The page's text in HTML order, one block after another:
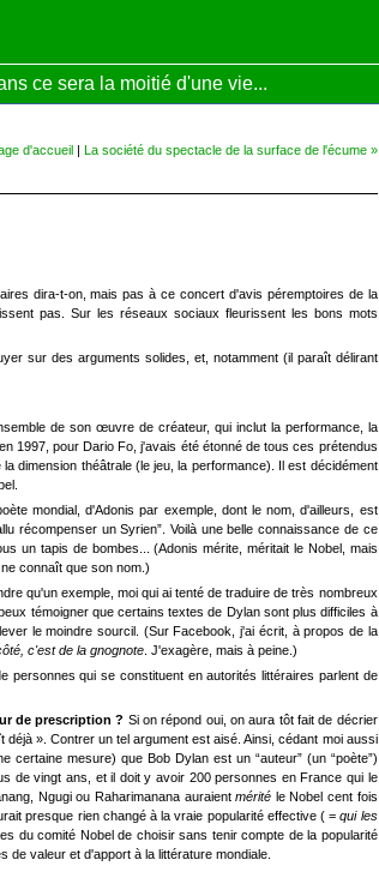
ce sera la moitié d'une vie...
d'accueil| La société du spectacle de la surface de l'écume »
dira-t-on, mais pas à ce concert d'avis péremptoires de la
pas. Sur les réseaux sociaux fleurissent les bons mots
sur des arguments solides, et, notamment (il paraît délirant
de son œuvre de créateur, qui inclut la performance, la
1997, pour Dario Fo, j'avais été étonné de tous ces prétendus
dimension théâtrale (le jeu, la performance). Il est décidément
mondial, d'Adonis par exemple, dont le nom, d'ailleurs, est
récompenser un Syrien”. Voilà une belle connaissance de ce
un tapis de bombes... (Adonis mérite, méritait le Nobel, mais
connaît que son nom.)
qu'un exemple, moi qui ai tenté de traduire de très nombreux
témoigner que certains textes de Dylan sont plus difficiles à
le moindre sourcil. (Sur Facebook, j'ai écrit, à propos de la
c'est de la gnognote. J'exagère, mais à peine.)
personnes qui se constituent en autorités littéraires parlent de
de prescription ? Si on répond oui, on aura tôt fait de décrier
». Contrer un tel argument est aisé. Ainsi, cédant moi aussi
certaine mesure) que Bob Dylan est un “auteur” (un “poète”)
de vingt ans, et il doit y avoir 200 personnes en France qui le
Ngugi ou Raharimanana auraientmérité le Nobel cent fois
presque rien changé à la vraie popularité effective ( =qui les
du comité Nobel de choisir sans tenir compte de la popularité
de valeur et d'apport à la littérature mondiale.